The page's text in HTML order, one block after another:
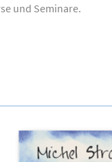
und Seminare.